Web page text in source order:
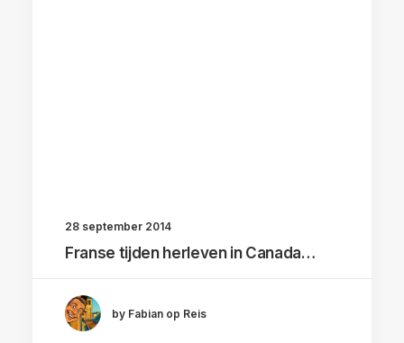
28 september 2014
Franse tijden herleven in Canada…
by Fabian op Reis